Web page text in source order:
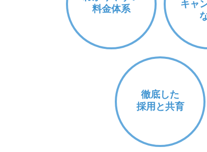
料金体系
キャ
徹底した
採用と共育